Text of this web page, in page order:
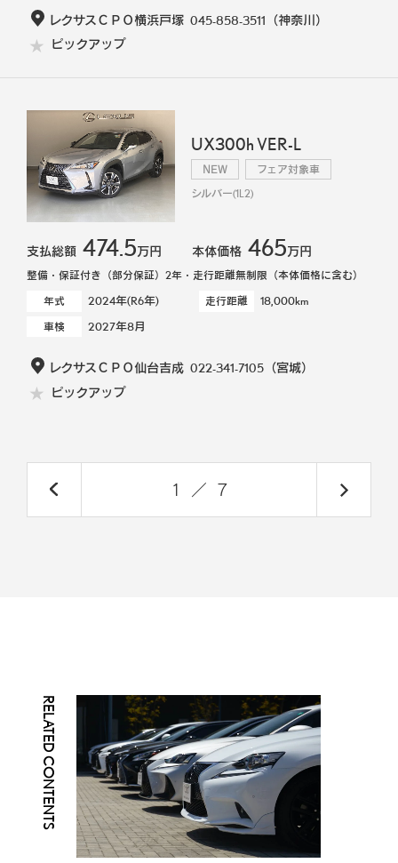
レクサスＣＰＯ横浜戸塚 045-858-3511 （神奈川）
ピックアップ
UX300h VER-L
NEW フェア対象車
シルバー(1L2)
支払総額 474.5万円 本体価格 465万円
整備・保証付き（部分保証）2年・走行距離無制限（本体価格に含む）
年式
2024年(R6年) 走行距離 18,000km
車検 2027年8月
レクサスＣＰＯ仙台吉成 022-341-7105（宮城）
ピックアップ
1 ／ 7
RELATED CONTENTS